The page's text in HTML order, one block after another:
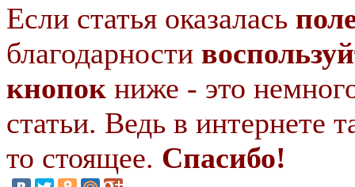
Если статья оказалась
благодарности
кнопок ниже - это
статьи. Ведь в интернете
то стоящее. Спасибо!